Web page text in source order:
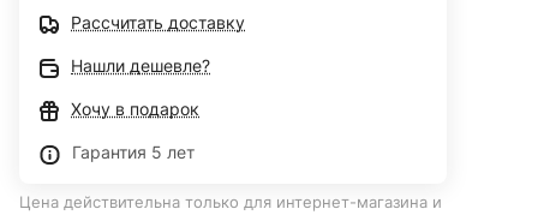
Рассчитать доставку
Нашли дешевле?
Хочу в подарок
Гарантия 5 лет
Цена действительна только для интернет-магазина и